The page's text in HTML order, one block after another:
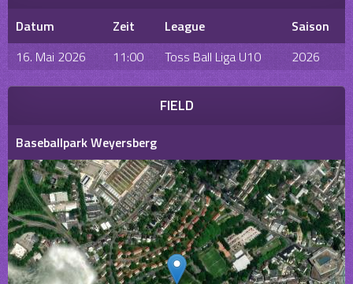
Datum Zeit League
Saison
16. Mai 2026
11:00 Toss Ball Liga U10 2026
FIELD
Baseballpark Weyersberg